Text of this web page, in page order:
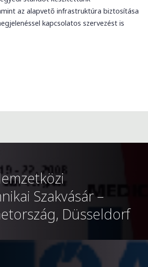
az alapvető infrastruktúra biztosítása
kapcsolatos szervezést is
Szakvásár –
Düsseldorf